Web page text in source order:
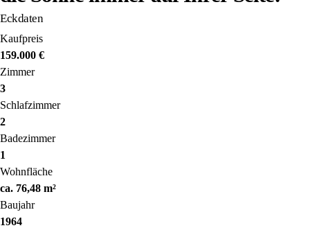
Eckdaten
Kaufpreis
159.000 €
Zimmer
3
Schlafzimmer
2
Badezimmer
1
Wohnfläche
ca. 76,48 m²
Baujahr
1964